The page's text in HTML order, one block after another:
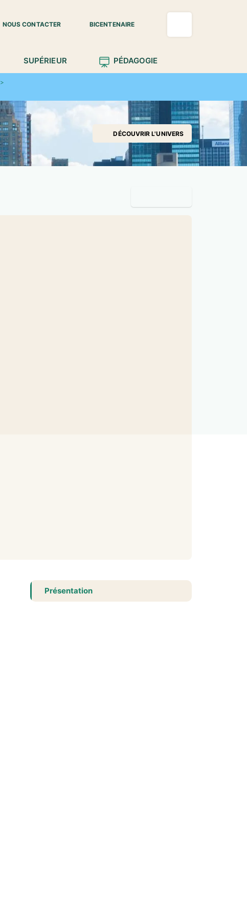
NOUS CONTACTER BICENTENAIRE
SUPÉRIEUR PÉDAGOGIE
>
DÉCOUVRIR L'UNIVERS
Présentation